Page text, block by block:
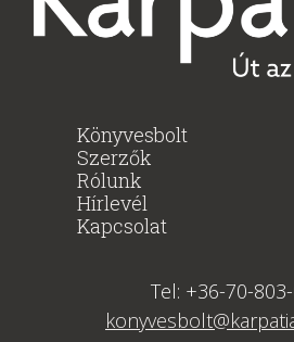
Könyvesbolt
Szerzők
Rólunk
Hírlevél
Kapcsolat
Tel: +36-70-